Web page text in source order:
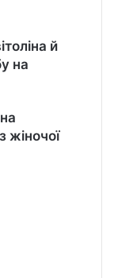
й
на
жіночої